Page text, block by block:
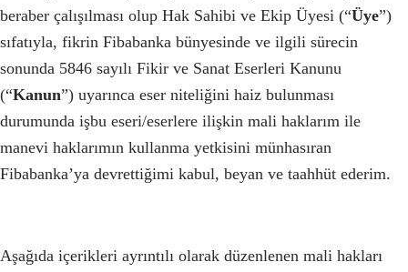
beraber çalışılması olup Hak Sahibi ve Ekip Üyesi (“Üye”)
sıfatıyla, fikrin Fibabanka bünyesinde ve ilgili sürecin
sonunda 5846 sayılı Fikir ve Sanat Eserleri Kanunu
(“Kanun”) uyarınca eser niteliğini haiz bulunması
durumunda işbu eseri/eserlere ilişkin mali haklarım ile
manevi haklarımın kullanma yetkisini münhasıran
Fibabanka’ya devrettiğimi kabul, beyan ve taahhüt ederim.
Aşağıda içerikleri ayrıntılı olarak düzenlenen mali hakları